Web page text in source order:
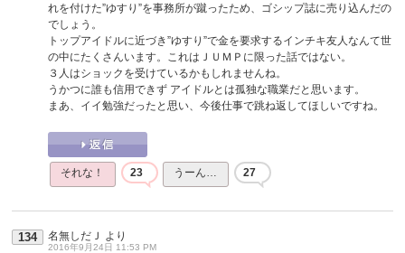
れを付けた”ゆすり”を事務所が蹴ったため、ゴシップ誌に売り込んだの
でしょう。
トップアイドルに近づき”ゆすり”で金を要求するインチキ友人なんて世
の中にたくさんいます。これはＪＵＭＰに限った話ではない。
３人はショックを受けているかもしれませんね。
うかつに誰も信用できず アイドルとは孤独な職業だと思います。
まあ、イイ勉強だったと思い、今後仕事で跳ね返してほしいですね。
それな！ 23 うーん… 27
134 名無しだＪ より
2016年9月24日 11:53 PM